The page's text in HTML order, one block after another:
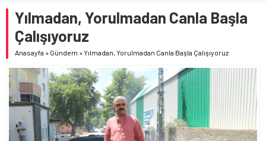
Yılmadan, Yorulmadan Canla Başla
Çalışıyoruz
Anasayfa » Gündem »Yılmadan, Yorulmadan Canla Başla Çalışıyoruz